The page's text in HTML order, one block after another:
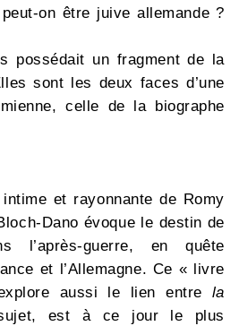
peut-on être juive allemande ?
possédait un fragment de la
sont les deux faces d’une
celle de la biographe
et rayonnante de Romy
Dano évoque le destin de
l’après-guerre, en quête
et l’Allemagne. Ce « livre
aussi le lien entre la
est à ce jour le plus